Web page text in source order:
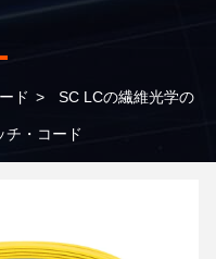
ド > SC LCの繊維光学の
チ・コード